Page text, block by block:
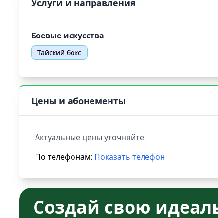
Услуги и направления
Боевые искусства
Тайский бокс
Цены и абонементы
Актуальные цены уточняйте:
По телефонам: Показать телефон
Создай свою